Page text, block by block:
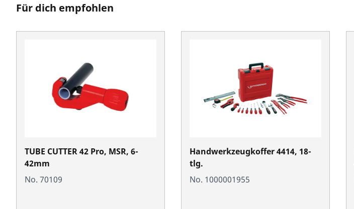
Für dich empfohlen
TUBE CUTTER 42 Pro, MSR, 6-
42mm
No. 70109
Handwerkzeugkoffer 4414, 18-
tlg.
No. 1000001955